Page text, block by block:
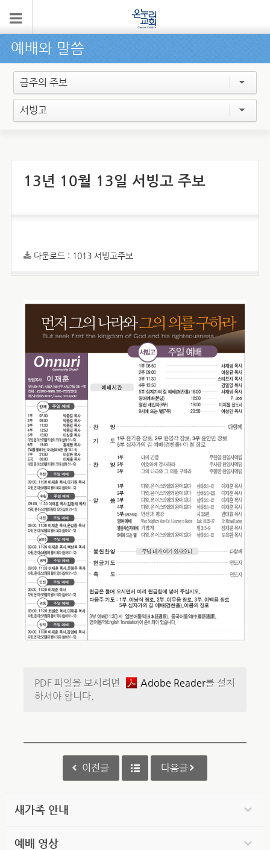
예배와 말씀
금주의 주보
서빙고
13년 10월 13일 서빙고 주보
다운로드 : 1013 서빙고주보
PDF 파일을 보시려면 Adobe Reader를 설치
하셔야 합니다.
이전글 다음글
새가족 안내
예배 영상